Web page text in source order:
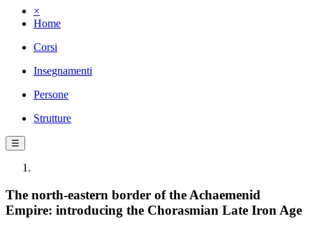
×
Home
Corsi
Insegnamenti
Persone
Strutture
☰
The north-eastern border of the Achaemenid
Empire: introducing the Chorasmian Late Iron Age